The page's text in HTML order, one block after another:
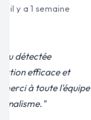
2 semaines
mon WC
minutes
Service